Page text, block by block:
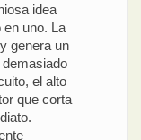
idea
uno. La
genera un
el alto
que corta